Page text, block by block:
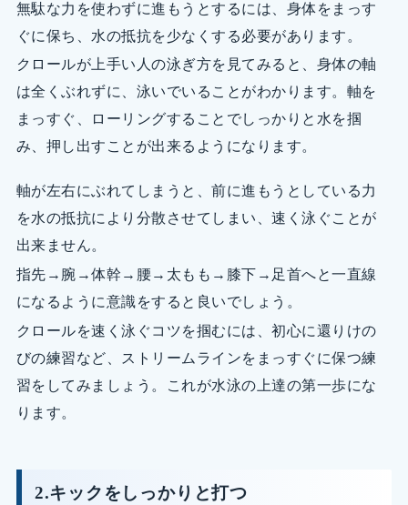
無駄な力を使わずに進もうとするには、身体をまっす
ぐに保ち、水の抵抗を少なくする必要があります。
クロールが上手い人の泳ぎ方を見てみると、身体の軸
は全くぶれずに、泳いでいることがわかります。軸を
まっすぐ、ローリングすることでしっかりと水を掴
み、押し出すことが出来るようになります。
軸が左右にぶれてしまうと、前に進もうとしている力
を水の抵抗により分散させてしまい、速く泳ぐことが
出来ません。
指先→腕→体幹→腰→太もも→膝下→足首へと一直線
になるように意識をすると良いでしょう。
クロールを速く泳ぐコツを掴むには、初心に還りけの
びの練習など、ストリームラインをまっすぐに保つ練
習をしてみましょう。これが水泳の上達の第一歩にな
ります。
2.キックをしっかりと打つ